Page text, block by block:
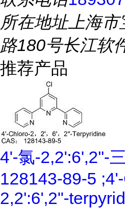
所在地址上海市
路180号长江软
推荐产品
4'-氯-2,2':6',2''-
128143-89-5
2,2':6',2''-